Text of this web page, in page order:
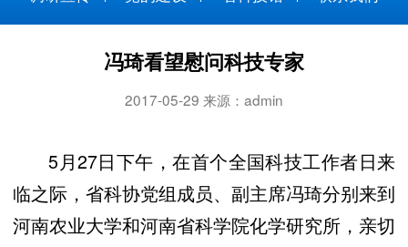
冯琦看望慰问科技专家
2017-05-29 来源：admin
5 月27日下午，在首个全国科技工作者日来
临之际，省科协党组成员、副主席冯琦分别来到
河南农业大学和河南省科学院化学研究所，亲切